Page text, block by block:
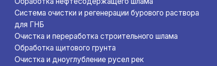
Система очистки и регенерации бурового раствора
для ГНБ
Очистка и переработка строительного шлама
Обработка щитового грунта
Очистка и дноуглубление русел рек